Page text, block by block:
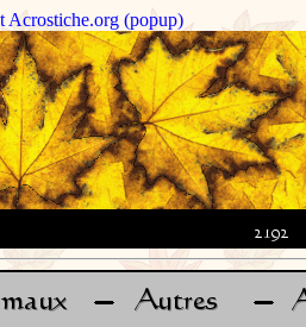
Acrostiche.org (popup)